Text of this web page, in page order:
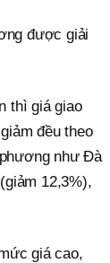
được giải
thì giá giao
đều theo
như Đà
12,3%),
giá cao,